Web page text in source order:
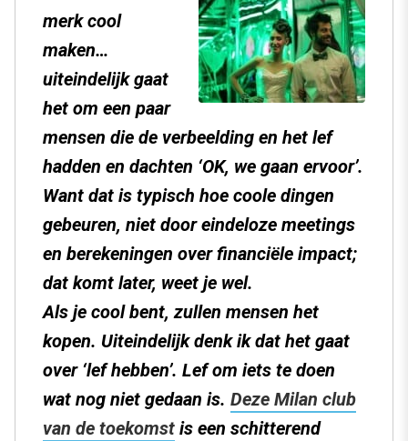
merk cool
maken…
uiteindelijk gaat
het om een paar
mensen die de verbeelding en het lef
hadden en dachten ‘OK, we gaan ervoor’.
Want dat is typisch hoe coole dingen
gebeuren, niet door eindeloze meetings
en berekeningen over financiële impact;
dat komt later, weet je wel.
Als je cool bent, zullen mensen het
kopen. Uiteindelijk denk ik dat het gaat
over ‘lef hebben’. Lef om iets te doen
wat nog niet gedaan is. Deze Milan club
van de toekomst is een schitterend